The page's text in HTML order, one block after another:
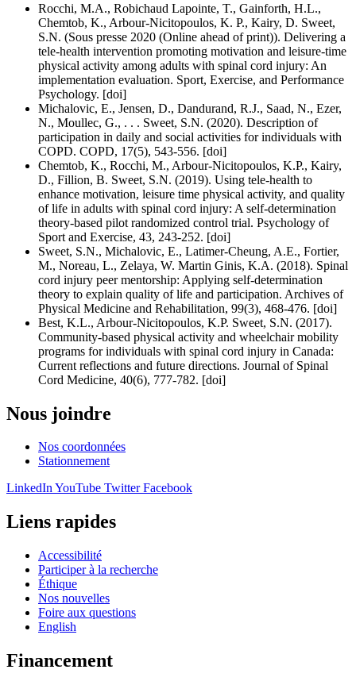
Rocchi, M.A., Robichaud Lapointe, T., Gainforth, H.L.,
Chemtob, K., Arbour-Nicitopoulos, K. P., Kairy, D. Sweet,
S.N. (Sous presse 2020 (Online ahead of print)). Delivering a
tele-health intervention promoting motivation and leisure-time
physical activity among adults with spinal cord injury: An
implementation evaluation. Sport, Exercise, and Performance
Psychology. [doi]
Michalovic, E., Jensen, D., Dandurand, R.J., Saad, N., Ezer,
N., Moullec, G., . . . Sweet, S.N. (2020). Description of
participation in daily and social activities for individuals with
COPD. COPD, 17(5), 543-556. [doi]
Chemtob, K., Rocchi, M., Arbour-Nicitopoulos, K.P., Kairy,
D., Fillion, B. Sweet, S.N. (2019). Using tele-health to
enhance motivation, leisure time physical activity, and quality
of life in adults with spinal cord injury: A self-determination
theory-based pilot randomized control trial. Psychology of
Sport and Exercise, 43, 243-252. [doi]
Sweet, S.N., Michalovic, E., Latimer-Cheung, A.E., Fortier,
M., Noreau, L., Zelaya, W. Martin Ginis, K.A. (2018). Spinal
cord injury peer mentorship: Applying self-determination
theory to explain quality of life and participation. Archives of
Physical Medicine and Rehabilitation, 99(3), 468-476. [doi]
Best, K.L., Arbour-Nicitopoulos, K.P. Sweet, S.N. (2017).
Community-based physical activity and wheelchair mobility
programs for individuals with spinal cord injury in Canada:
Current reflections and future directions. Journal of Spinal
Cord Medicine, 40(6), 777-782. [doi]
Nous joindre
Nos coordonnées
Stationnement
LinkedInYouTube Twitter Facebook
Liens rapides
Accessibilité
Participer à la recherche
Éthique
Nos nouvelles
Foire aux questions
English
Financement